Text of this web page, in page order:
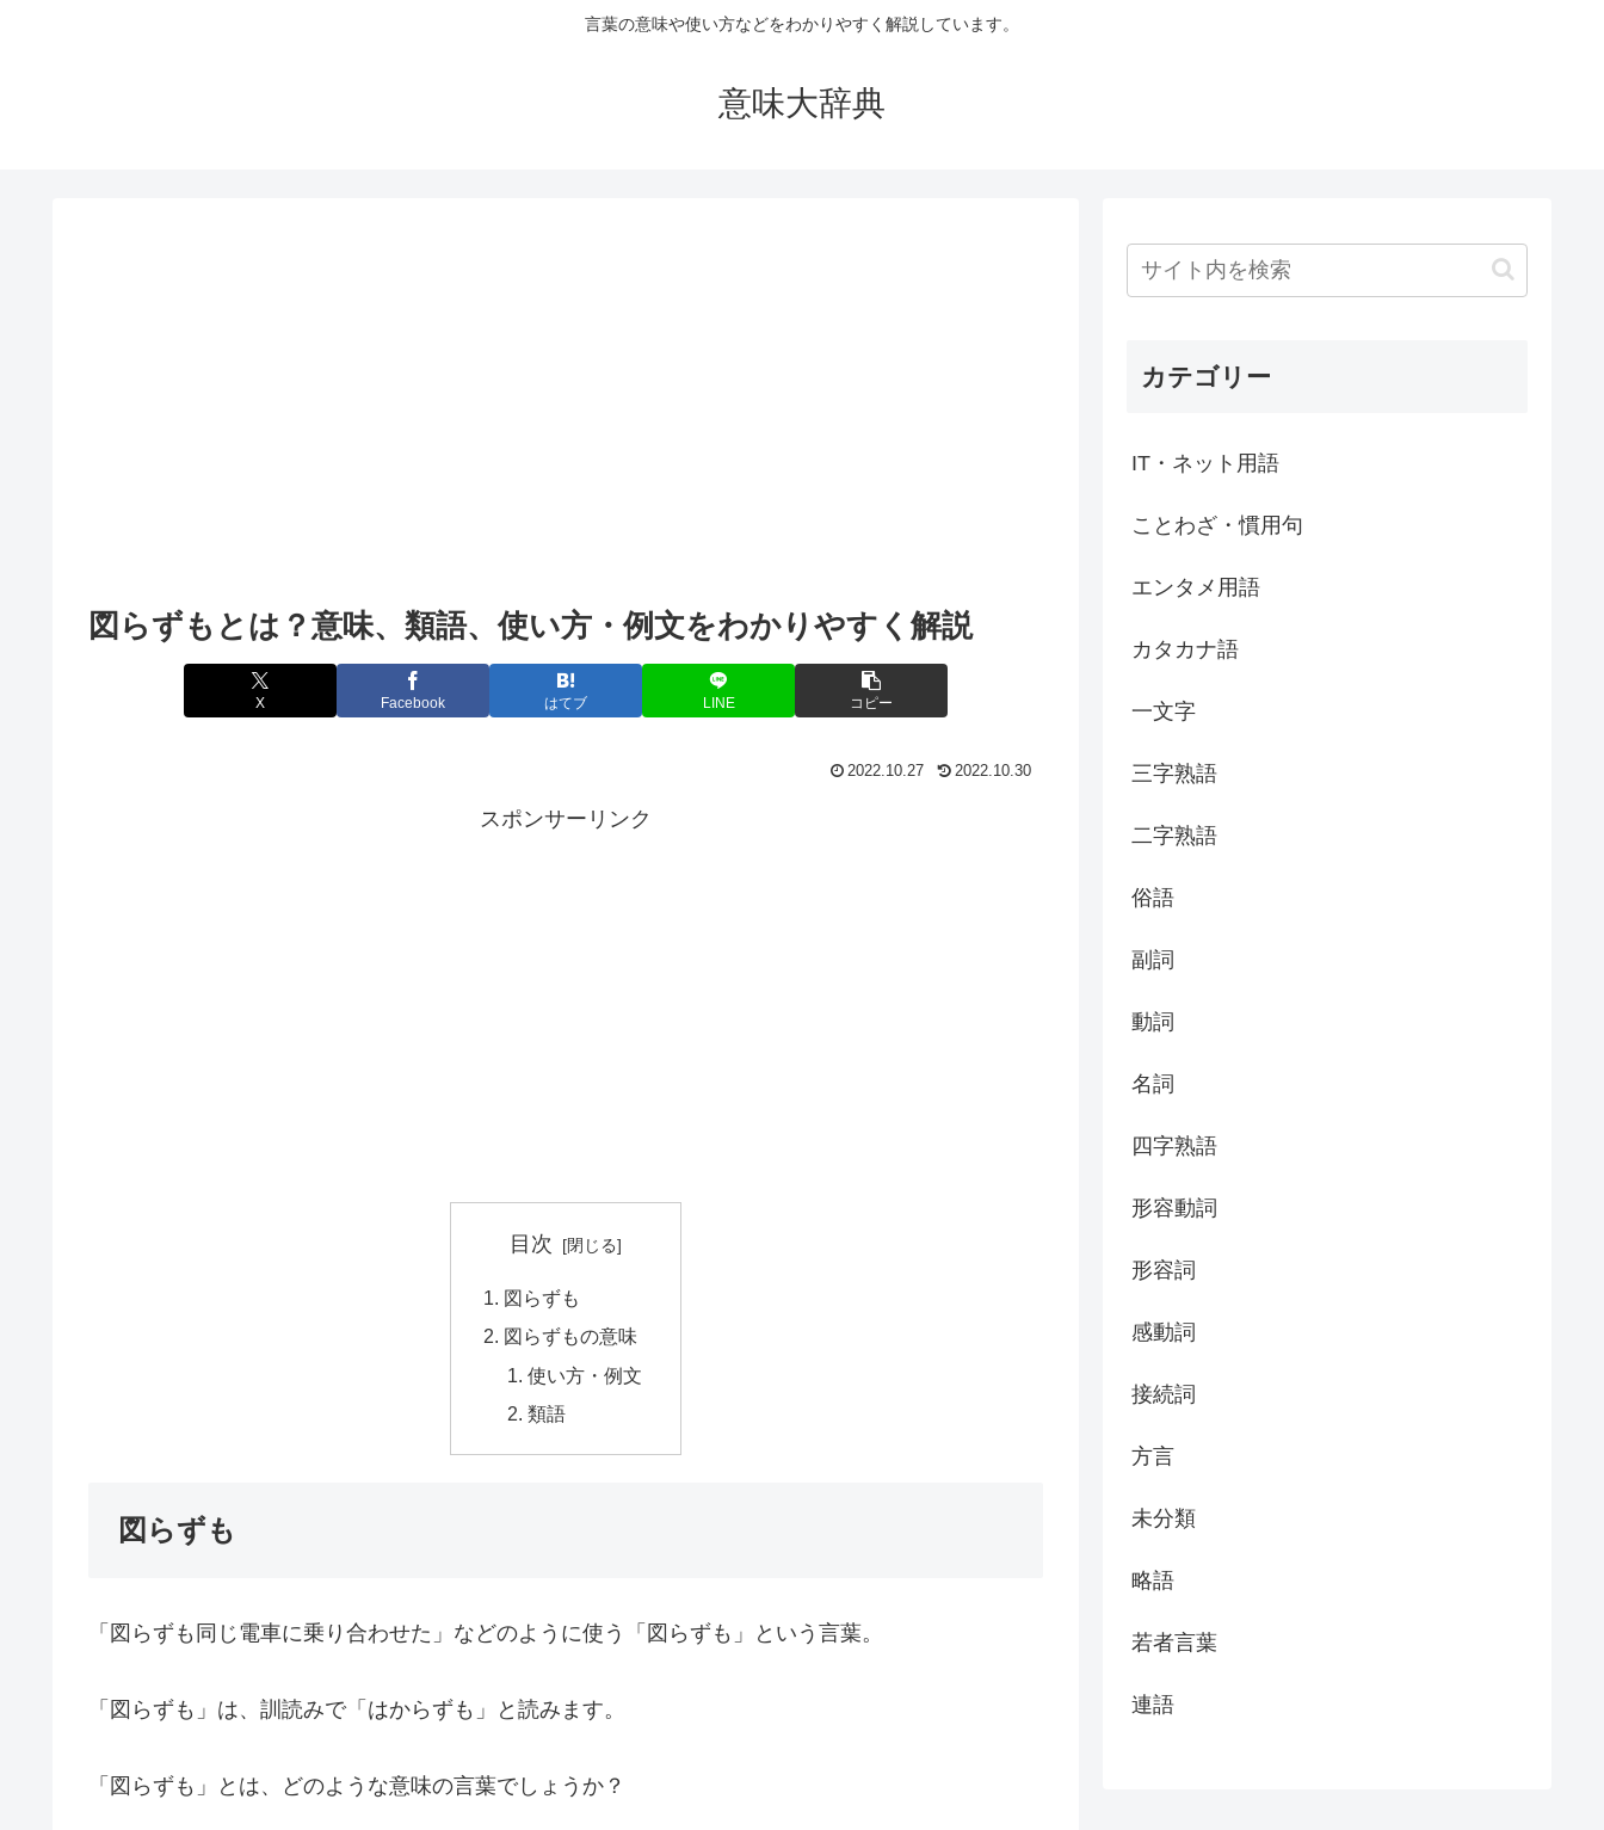
言葉の意味や使い方などをわかりやすく解説しています。
意味大辞典
図らずもとは？意味、類語、使い方・例文をわかりやすく解説
X Facebook はてブ LINE コピー
2022.10.27 2022.10.30
スポンサーリンク
目次
図らずも
図らずもの意味
使い方・例文
類語
図らずも
「図らずも同じ電車に乗り合わせた」などのように使う「図らずも」という言葉。
「図らずも」は、訓読みで「はからずも」と読みます。
「図らずも」とは、どのような意味の言葉でしょうか？
カテゴリー
IT・ネット用語
ことわざ・慣用句
エンタメ用語
カタカナ語
一文字
三字熟語
二字熟語
俗語
副詞
動詞
名詞
四字熟語
形容動詞
形容詞
感動詞
接続詞
方言
未分類
略語
若者言葉
連語